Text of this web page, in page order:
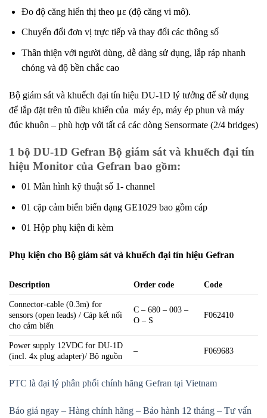
Đo độ căng hiển thị theo με (độ căng vi mô).
Chuyển đổi đơn vị trực tiếp và thay đổi các thông số
Thân thiện với người dùng, dễ dàng sử dụng, lắp ráp nhanh
chóng và độ bền chắc cao
Bộ giám sát và khuếch đại tín hiệu DU-1D lý tưởng để sử dụng
để lắp đặt trên tủ điều khiển của máy ép, máy ép phun và máy
đúc khuôn – phù hợp với tất cả các dòng Sensormate (2/4 bridges)
1 bộ DU-1D Gefran Bộ giám sát và khuếch đại tín
hiệu Monitor của Gefran bao gồm:
01 Màn hình kỹ thuật số 1- channel
01 cặp cảm biến biến dạng GE1029 bao gồm cáp
01 Hộp phụ kiện đi kèm
Phụ kiện cho Bộ giám sát và khuếch đại tín hiệu Gefran
Description Order code Code
Connector-cable (0.3m) for
sensors (open leads) / Cáp kết nối
cho cảm biến
C – 680 – 003 –
O – S
F062410
Power supply 12VDC for DU-1D
(incl. 4x plug adapter)/ Bộ nguồn
– F069683
PTC là đại lý phân phối chính hãng Gefran tại Vietnam
Báo giá ngay – Hàng chính hãng – Bảo hành 12 tháng – Tư vấn